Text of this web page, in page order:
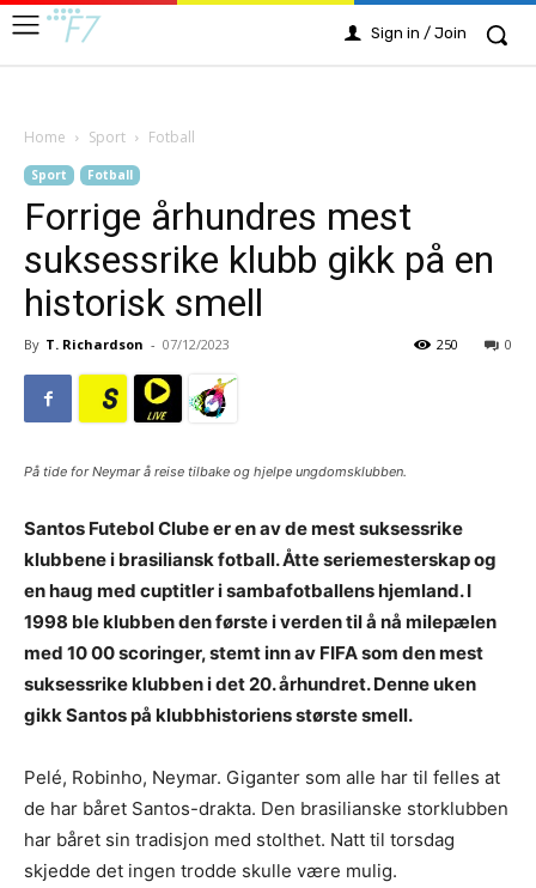
Sign in / Join
Home Sport Fotball
Sport Fotball
Forrige århundres mest
suksessrike klubb gikk på en
historisk smell
By T. Richardson - 07/12/2023 0
250
På tide for Neymar å reise tilbake og hjelpe ungdomsklubben.
Santos Futebol Clube er en av de mest suksessrike
klubbene i brasiliansk fotball. Åtte seriemesterskap og
en haug med cuptitler i sambafotballens hjemland. I
1998 ble klubben den første i verden til å nå milepælen
med 10 00 scoringer, stemt inn av FIFA som den mest
suksessrike klubben i det 20. århundret. Denne uken
gikk Santos på klubbhistoriens største smell.
Pelé, Robinho, Neymar. Giganter som alle har til felles at
de har båret Santos-drakta. Den brasilianske storklubben
har båret sin tradisjon med stolthet. Natt til torsdag
skjedde det ingen trodde skulle være mulig.